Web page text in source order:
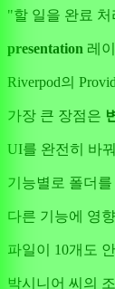
"할 일을 완료
presentation 레
Riverpod의
가장 큰 장점은
UI를 완전히 바
기능별로 폴더를
다른 기능에 영
파일이 10개도
박시니어 씨의